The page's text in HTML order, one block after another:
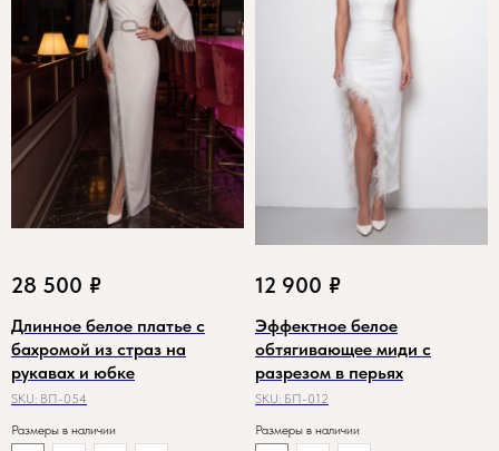
28 500 ₽
Длинное белое платье с
бахромой из страз на
рукавах и юбке
SKU: ВП-054
Размеры в наличии
12 900 ₽
Эффектное белое
обтягивающее миди с
разрезом в перьях
SKU: БП-012
Размеры в наличии